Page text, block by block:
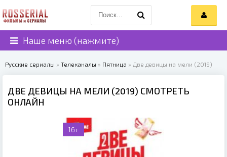
Наше меню (нажмите)
Русские сериалы » Телеканалы » Пятница » Две девицы на мели (2019)
ДВЕ ДЕВИЦЫ НА МЕЛИ (2019) СМОТРЕТЬ
ОНЛАЙН
16+